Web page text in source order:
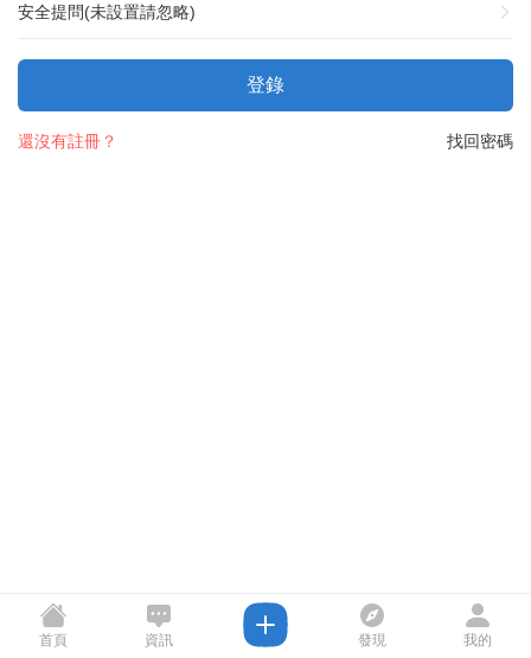
安全提問(未設置請忽略)
登錄
找回密碼
還沒有註冊？
首頁 資訊 發現 我的